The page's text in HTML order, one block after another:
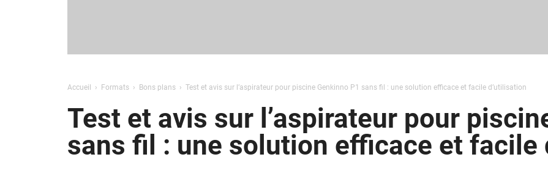
Accueil Formats Bons plans Test et avis sur l’aspirateur pour piscine Genkinno P1 sans fil : une solution efficace et facile d’utilisation
Test et avis sur l’aspirateur pour
sans fil : une solution efficace et facile